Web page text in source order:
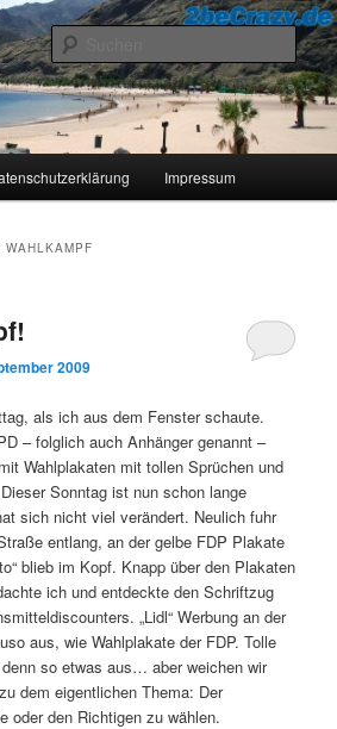
Impressum
WAHLKAMPF
2009
als ich aus dem Fenster schaute.
– folglich auch Anhänger genannt –
Wahlplakaten mit tollen Sprüchen und
Sonntag ist nun schon lange
sich nicht viel verändert. Neulich fuhr
entlang, an der gelbe FDP Plakate
blieb im Kopf. Knapp über den Plakaten
ich und entdeckte den Schriftzug
„Lidl“ Werbung an der
aus, wie Wahlplakate der FDP. Tolle
so etwas aus… aber weichen wir
dem eigentlichen Thema: Der
oder den Richtigen zu wählen.